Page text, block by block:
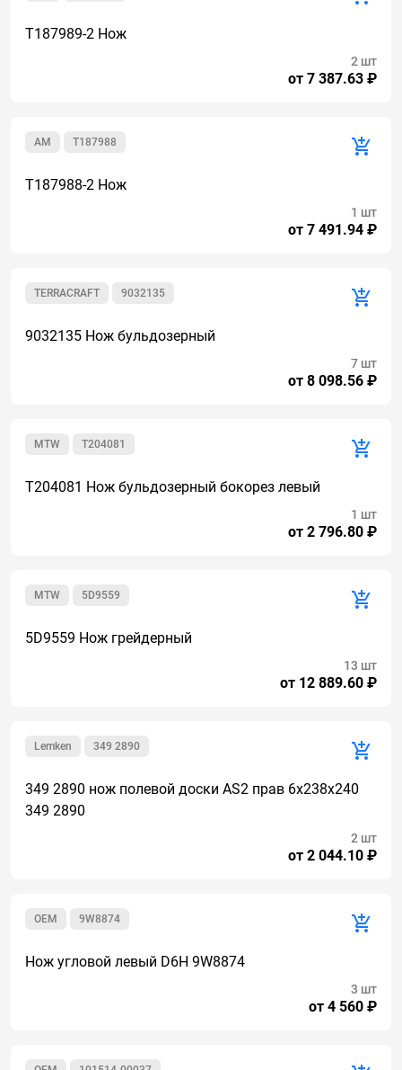
T187989-2 Нож
от 7 387.63 ₽
2 шт
T187988
AM
T187988-2 Нож
от 7 491.94 ₽
1 шт
9032135
TERRACRAFT
9032135 Нож бульдозерный
от 8 098.56 ₽
7 шт
T204081
MTW
T204081 Нож бульдозерный бокорез левый
от 2 796.80 ₽
1 шт
5D9559
MTW
5D9559 Нож грейдерный
от 12 889.60 ₽
13 шт
349 2890
Lemken
349 2890 нож полевой доски AS2 прав 6х238х240
349 2890
от 2 044.10 ₽
2 шт
9W8874
OEM
Нож угловой левый D6H 9W8874
от 4 560 ₽
3 шт